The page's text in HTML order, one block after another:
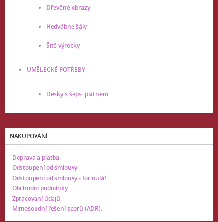
Dřevěné obrazy
Hedvábné šály
Šité výrobky
UMĚLECKÉ POTŘEBY
Desky s šeps. plátnem
NAKUPOVÁNÍ
Doprava a platba
Odstoupení od smlouvy
Odstoupení od smlouvy - formulář
Obchodní podmínky
Zpracování údajů
Mimosoudní řešení sporů (ADR):